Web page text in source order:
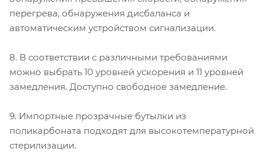
перегрева, обнаружения дисбаланса и
автоматическим устройством сигнализации.
8. В соответствии с различными требованиями
можно выбрать 10 уровней ускорения и 11 уровней
замедления. Доступно свободное замедление.
9. Импортные прозрачные бутылки из
поликарбоната подходят для высокотемпературной
стерилизации.